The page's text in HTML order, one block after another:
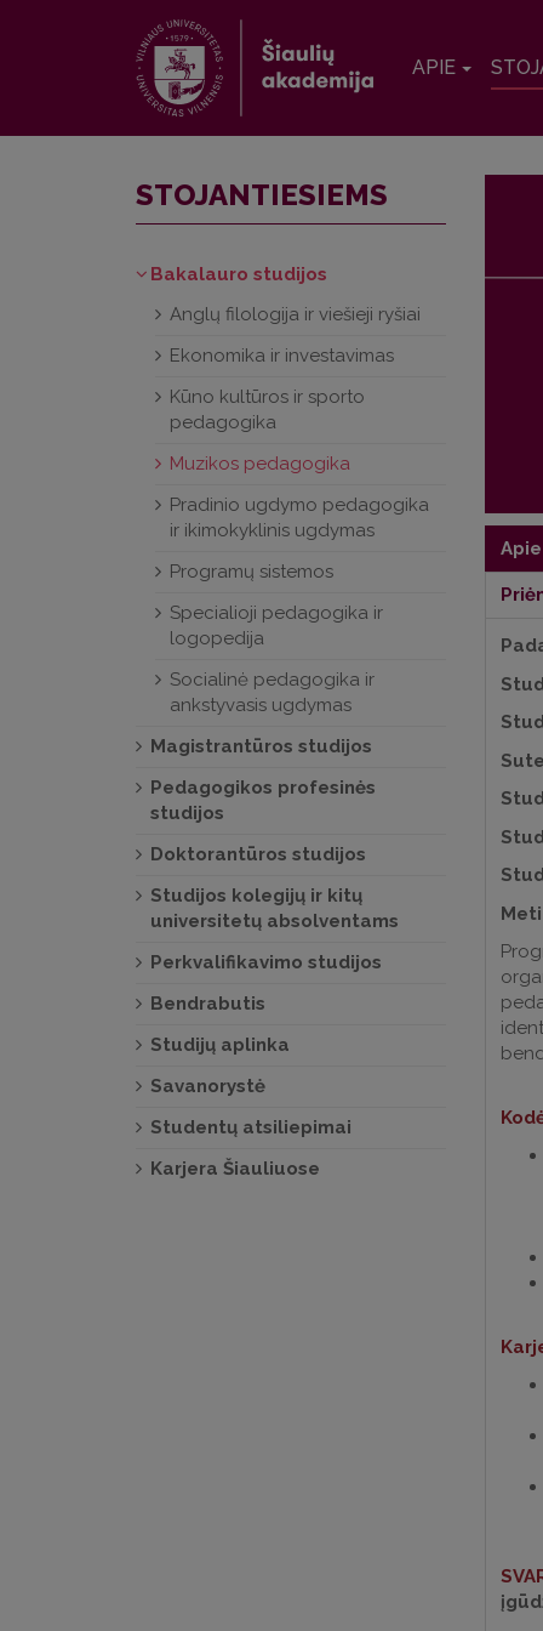
APIE
STOJANTIESIEMS
Bakalauro studijos
Anglų filologija ir viešieji ryšiai
Ekonomika ir investavimas
Kūno kultūros ir sporto
pedagogika
Muzikos pedagogika
Pradinio ugdymo pedagogika
ir ikimokyklinis ugdymas
Programų sistemos
Specialioji pedagogika ir
logopedija
Socialinė pedagogika ir
ankstyvasis ugdymas
Magistrantūros studijos
Pedagogikos profesinės
studijos
Doktorantūros studijos
Studijos kolegijų ir kitų
universitetų absolventams
Perkvalifikavimo studijos
Bendrabutis
Studijų aplinka
Savanorystė
Studentų atsiliepimai
Karjera Šiauliuose